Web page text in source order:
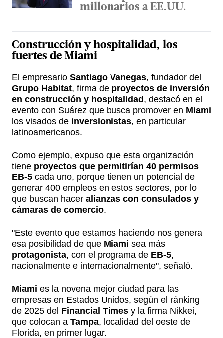
millonarios a EE.UU.
Construcción y hospitalidad, los
fuertes de Miami
El empresario Santiago Vanegas, fundador del
Grupo Habitat, firma de proyectos de inversión
en construcción y hospitalidad, destacó en el
evento con Suárez que busca promover en Miami
los visados de inversionistas, en particular
latinoamericanos.
Como ejemplo, expuso que esta organización
tiene proyectos que permitirían 40 permisos
EB-5 cada uno, porque tienen un potencial de
generar 400 empleos en estos sectores, por lo
que buscan hacer alianzas con consulados y
cámaras de comercio.
"Este evento que estamos haciendo nos genera
esa posibilidad de que Miami sea más
protagonista, con el programa de EB-5,
nacionalmente e internacionalmente", señaló.
Miami es la novena mejor ciudad para las
empresas en Estados Unidos, según el ránking
de 2025 del Financial Times y la firma Nikkei,
que colocan a Tampa, localidad del oeste de
Florida, en primer lugar.